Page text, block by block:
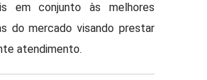
em conjunto às melhores
do mercado visando prestar
atendimento.